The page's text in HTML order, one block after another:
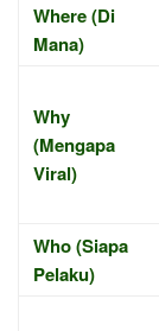
Where (Di
Mana)
Why
(Mengapa
Viral)
Who (Siapa
Pelaku)